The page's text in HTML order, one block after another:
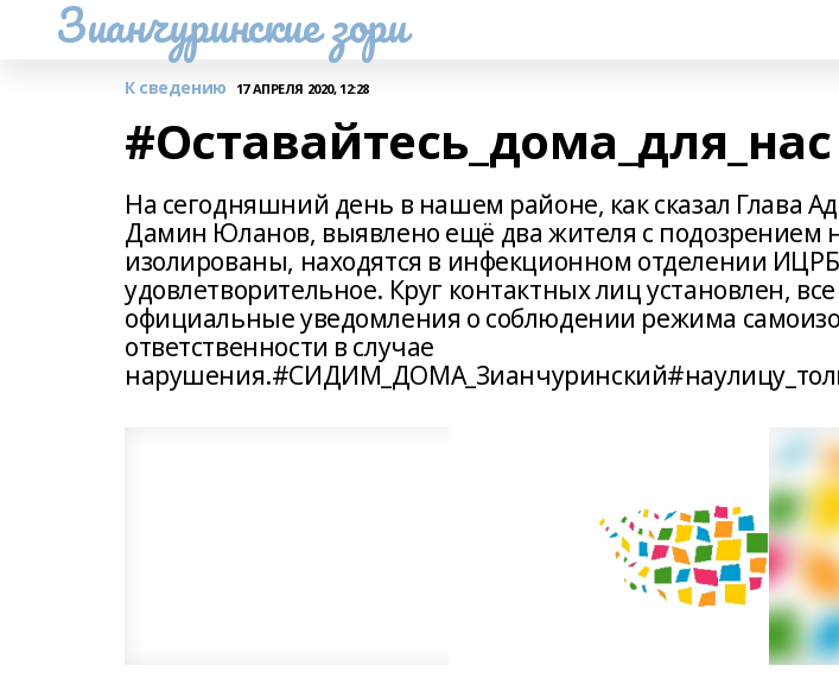
Зианчуринские зори
К сведению 17 АПРЕЛЯ 2020, 12:28
#Оставайтесь_дома_для_нас
На сегодняшний день в нашем районе, как сказал Глава
Дамин Юланов, выявлено ещё два жителя с подозрением
изолированы, находятся в инфекционном отделении
удовлетворительное. Круг контактных лиц установлен,
официальные уведомления о соблюдении режима
ответственности в случае